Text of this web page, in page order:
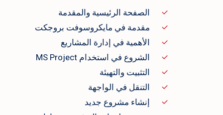
الصفحة الرئيسية والمقدمة
مقدمة في مايكروسوفت بروجكت
الأهمية في إدارة المشاريع
الشروع في استخدام MS Project
التثبيت والتهيئة
التنقل في الواجهة
إنشاء مشروع جديد